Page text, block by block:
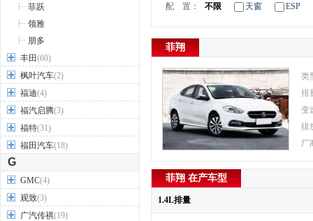
菲跃
领雅
朋多
丰田(60)
枫叶汽车(2)
福迪(4)
福汽启腾(3)
福特(31)
福田汽车(18)
G
GMC(4)
观致(3)
广汽传祺(19)
配 置： 不限 天窗 ESP
菲翔
类
排
变
排
厂
菲翔 在产车型
1.4L排量